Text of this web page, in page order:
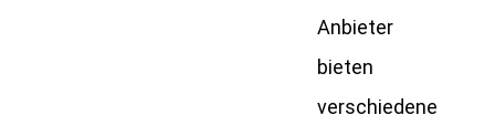
Anbieter
bieten
verschiedene